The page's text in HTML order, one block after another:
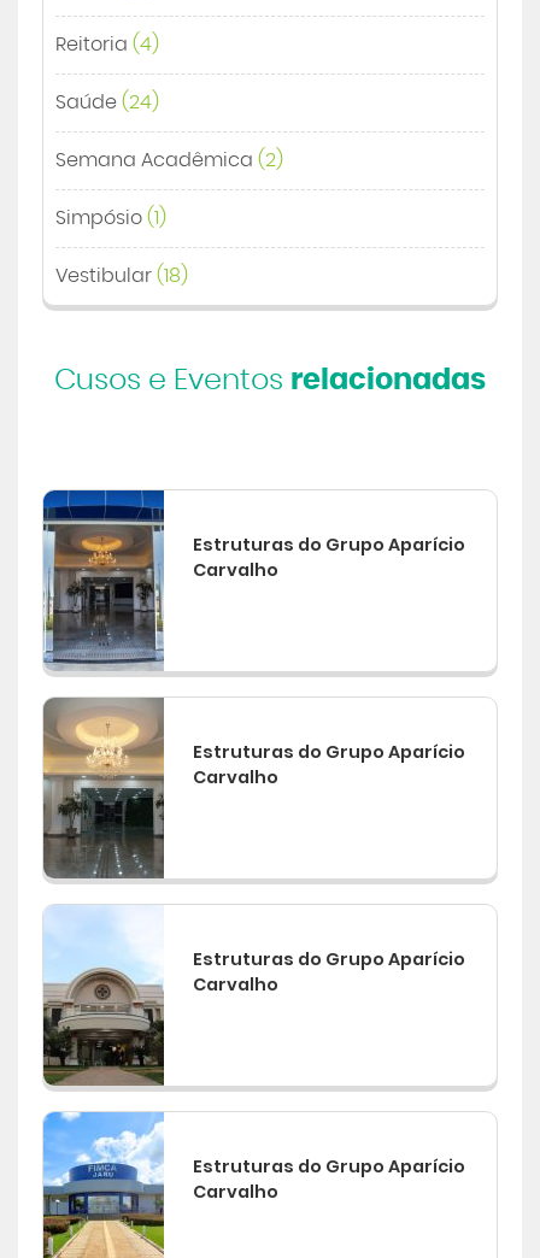
Reitoria (4)
Saúde (24)
Semana Acadêmica (2)
Simpósio (1)
Vestibular (18)
Cusos e Eventos relacionadas
Estruturas do Grupo Aparício
Carvalho
Estruturas do Grupo Aparício
Carvalho
Estruturas do Grupo Aparício
Carvalho
Estruturas do Grupo Aparício
Carvalho